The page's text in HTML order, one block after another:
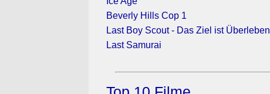
Beverly Hills Cop 1
Last Boy Scout - Das Ziel ist Überleben
Last Samurai